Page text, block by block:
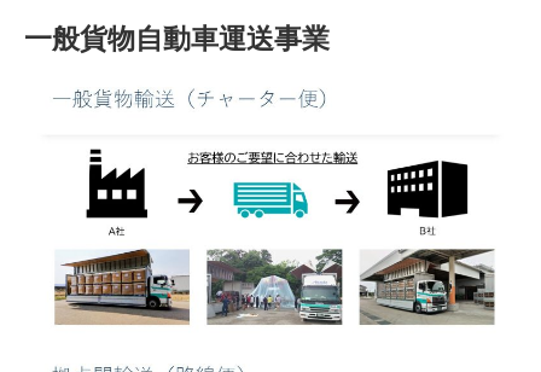
一般貨物自動車運送事業